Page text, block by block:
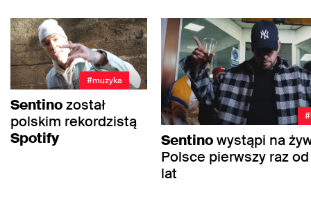
#muzyka
Sentinozostał
polskim rekordzistą
Spotify
Sentinowystąpi na
Polsce pierwszy raz
lat